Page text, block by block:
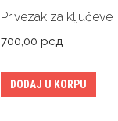
Privezak za ključeve
700,00 рсд
DODAJ U KORPU